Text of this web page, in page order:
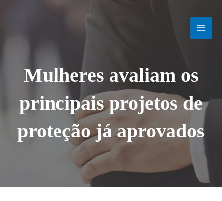
Mulheres avaliam os
principais projetos de
proteção já aprovados